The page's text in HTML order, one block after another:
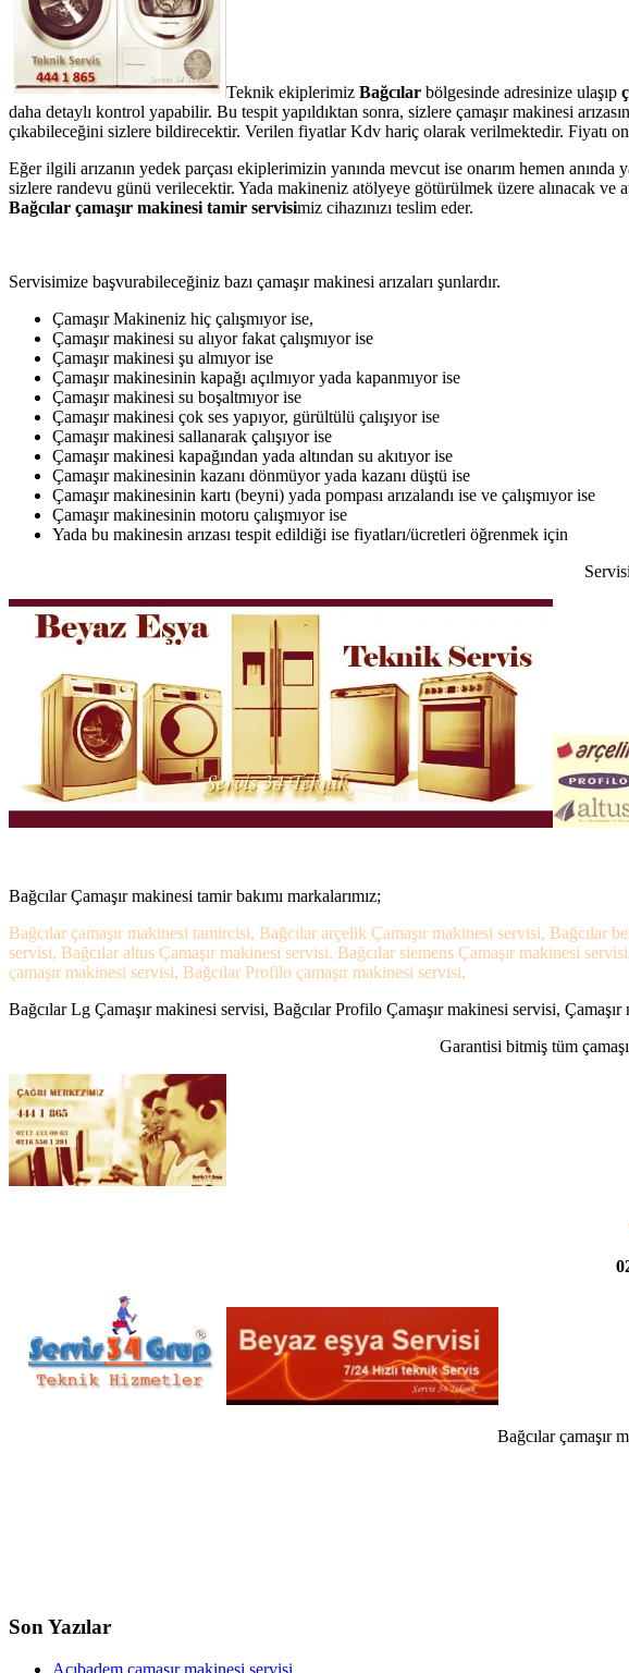
Teknik ekiplerimiz Bağcılar bölgesinde adresinize ulaşıp
daha detaylı kontrol yapabilir. Bu tespit yapıldıktan sonra, sizlere çamaşır makinesi
çıkabileceğini sizlere bildirecektir. Verilen fiyatlar Kdv hariç olarak verilmektedir. Fiyatı
Eğer ilgili arızanın yedek parçası ekiplerimizin yanında mevcut ise onarım hemen
sizlere randevu günü verilecektir. Yada makineniz atölyeye götürülmek üzere alınacak ve
Bağcılar çamaşır makinesi tamir servisimiz cihazınızı teslim eder.
Servisimize başvurabileceğiniz bazı çamaşır makinesi arızaları şunlardır.
Çamaşır Makineniz hiç çalışmıyor ise,
Çamaşır makinesi su alıyor fakat çalışmıyor ise
Çamaşır makinesi şu almıyor ise
Çamaşır makinesinin kapağı açılmıyor yada kapanmıyor ise
Çamaşır makinesi su boşaltmıyor ise
Çamaşır makinesi çok ses yapıyor, gürültülü çalışıyor ise
Çamaşır makinesi sallanarak çalışıyor ise
Çamaşır makinesi kapağından yada altından su akıtıyor ise
Çamaşır makinesinin kazanı dönmüyor yada kazanı düştü ise
Çamaşır makinesinin kartı (beyni) yada pompası arızalandı ise ve çalışmıyor ise
Çamaşır makinesinin motoru çalışmıyor ise
Yada bu makinesin arızası tespit edildiği ise fiyatları/ücretleri öğrenmek için
Bağcılar Çamaşır makinesi tamir bakımı markalarımız;
Bağcılar çamaşır makinesi tamircisi, Bağcılar arçelik Çamaşır makinesi servisi, Bağcılar
servisi, Bağcılar altus Çamaşır makinesi servisi, Bağcılar siemens Çamaşır makinesi
çamaşır makinesi servisi, Bağcılar Profilo çamaşır makinesi servisi,
Bağcılar Lg Çamaşır makinesi servisi, Bağcılar Profilo Çamaşır makinesi servisi,
Garantisi bitmiş tüm
Bağcılar çamaşır
Son Yazılar
Acıbadem çamaşır makinesi servisi